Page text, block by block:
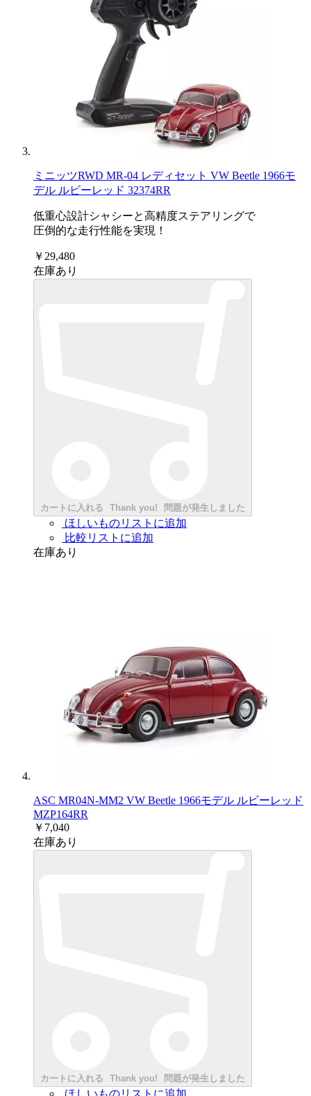
ミニッツRWD MR-04 レディセット VW Beetle 1966モ
デル ルビーレッド 32374RR
低重心設計シャシーと高精度ステアリングで
圧倒的な走行性能を実現！
￥29,480
在庫あり
カートに入れる Thank you! 問題が発生しました
ほしいものリストに追加
比較リストに追加
在庫あり
ASC MR04N-MM2 VW Beetle 1966モデル ルビーレッド
MZP164RR
￥7,040
在庫あり
カートに入れる Thank you! 問題が発生しました
ほしいものリストに追加